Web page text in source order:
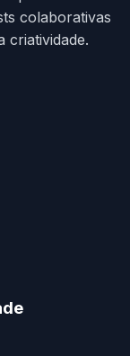
colaborativas
criatividade.